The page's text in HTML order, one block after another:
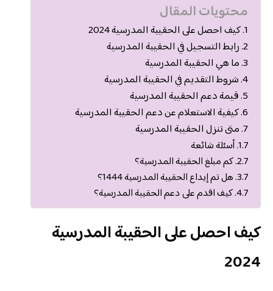
محتويات المقال
كيف احصل على الحقيبة المدرسية 2024
رابط التسجيل في الحقيبة المدرسية
ما هي الحقيبة المدرسية
شروط التقديم في الحقيبة المدرسية
قيمة دعم الحقيبة المدرسية
كيفية الاستعلام عن دعم الحقيبة المدرسية
متى تنزل الحقيبة المدرسية
أسئلة شائعة
كم مبلغ الحقيبة المدرسية؟
هل تم إيداع الحقيبة المدرسية 1444؟
كيف اقدم على دعم الحقيبة المدرسية؟
كيف احصل على الحقيبة المدرسية
2024